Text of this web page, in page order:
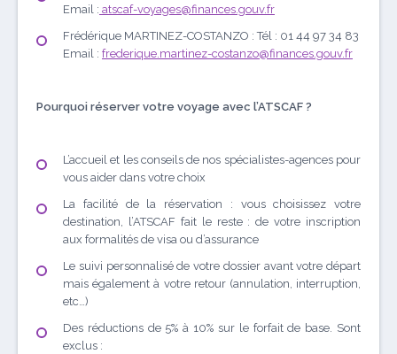
Email : atscaf-voyages@finances.gouv.fr
Frédérique MARTINEZ-COSTANZO : Tél : 01 44 97 34 83
Email : frederique.martinez-costanzo@finances.gouv.fr
Pourquoi réserver votre voyage avec l’ATSCAF ?
L’accueil et les conseils de nos spécialistes-agences pour
vous aider dans votre choix
La facilité de la réservation : vous choisissez votre
destination, l’ATSCAF fait le reste : de votre inscription
aux formalités de visa ou d’assurance
Le suivi personnalisé de votre dossier avant votre départ
mais également à votre retour (annulation, interruption,
etc…)
Des réductions de 5% à 10% sur le forfait de base. Sont
exclus :